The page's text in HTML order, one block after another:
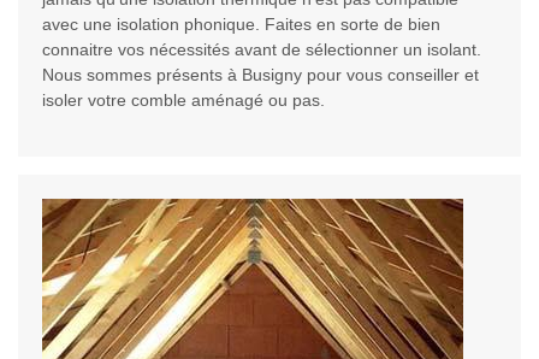
avec une isolation phonique. Faites en sorte de bien
connaitre vos nécessités avant de sélectionner un isolant.
Nous sommes présents à Busigny pour vous conseiller et
isoler votre comble aménagé ou pas.